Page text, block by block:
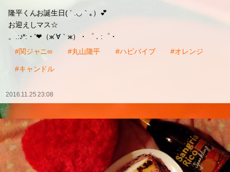
隆平くんお誕生日( ´ .◡｀｡）💕
お迎えしマス☆
。.:♪*:・'❤（ж´∀｀ж）・゜．:゜・
#関ジャニ∞
#丸山隆平 #ハピバイブ #オレンジ
#キャンドル
2016.11.25 23:08